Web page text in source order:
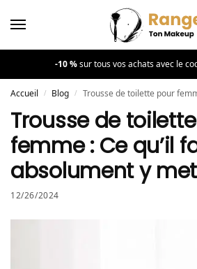
-10 %sur tous vos achats avec le
Accueil / Blog / Trousse de toilette pour femme :
Trousse de
femme : Ce qu’il
absolument y
12/26/2024